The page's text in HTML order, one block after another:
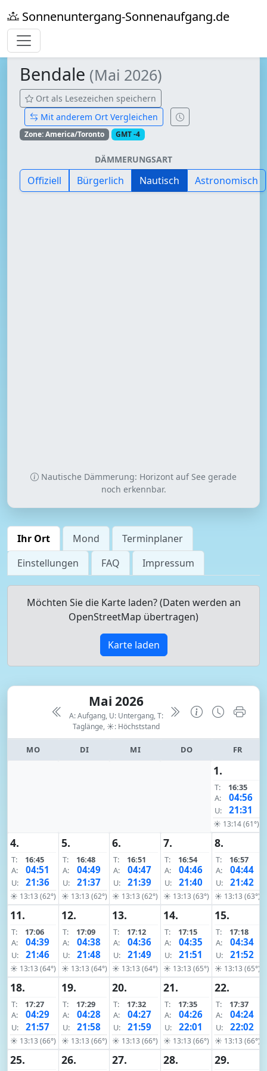
Sonnenuntergang-Sonnenaufgang.de
Bendale (Mai 2026)
Ort als Lesezeichen speichern
Mit anderem Ort Vergleichen
Zone: America/Toronto GMT -4
DÄMMERUNGSART
Offiziell Bürgerlich Nautisch Astronomisch
Nautische Dämmerung: Horizont auf See gerade
noch erkennbar.
Ihr Ort Mond
Terminplaner
Einstellungen
FAQ Impressum
Möchten Sie die Karte laden? (Daten werden an
OpenStreetMap übertragen)
Karte laden
Mai 2026
A: Aufgang, U: Untergang, T:
Taglänge, ☀: Höchststand
MO DI MI DO FR
1.
T:
16:35
A:
04:56
U: 21:31
☀ 13:14 (61°)
4.
T:
16:45
A:
04:51
U: 21:36
☀ 13:13 (62°)
5.
T:
16:48
A:
04:49
U: 21:37
☀ 13:13 (62°)
6.
T:
16:51
A:
04:47
U: 21:39
☀ 13:13 (62°)
7.
T:
16:54
A:
04:46
U: 21:40
☀ 13:13 (63°)
8.
T:
16:57
A:
04:44
U: 21:42
☀ 13:13 (63°)
11.
T:
17:06
A:
04:39
U: 21:46
☀ 13:13 (64°)
12.
T:
17:09
A:
04:38
U: 21:48
☀ 13:13 (64°)
13.
T:
17:12
A:
04:36
U: 21:49
☀ 13:13 (64°)
14.
T:
17:15
A:
04:35
U: 21:51
☀ 13:13 (65°)
15.
T:
17:18
A:
04:34
U: 21:52
☀ 13:13 (65°)
18.
T:
17:27
A:
04:29
U: 21:57
☀ 13:13 (66°)
19.
T:
17:29
A:
04:28
U: 21:58
☀ 13:13 (66°)
20.
T:
17:32
A:
04:27
U: 21:59
☀ 13:13 (66°)
21.
T:
17:35
A:
04:26
U: 22:01
☀ 13:13 (66°)
22.
T:
17:37
A:
04:24
U: 22:02
☀ 13:13 (66°)
25. 26. 27. 28. 29.